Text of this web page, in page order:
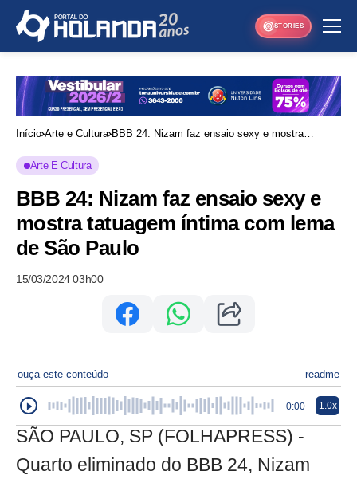
STORIES
Início Arte e Cultura BBB 24: Nizam faz ensaio sexy e mostra
Arte E Cultura
BBB 24: Nizam faz ensaio sexy e
mostra tatuagem íntima com lema
de São Paulo
15/03/2024 03h00
ouça este conteúdo readme
0:00 1.0x
SÃO PAULO, SP (FOLHAPRESS) -
Quarto eliminado do BBB 24, Nizam